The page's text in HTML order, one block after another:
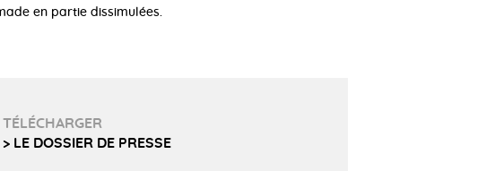
en partie dissimulées.
TÉLÉCHARGER
> LE DOSSIER DE PRESSE